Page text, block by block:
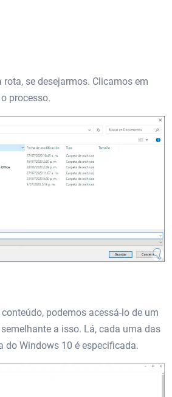
se desejarmos. Clicamos em
processo.
podemos acessá-lo de um
a isso. Lá, cada uma das
do Windows 10 é especificada.